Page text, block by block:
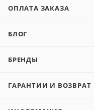
ОПЛАТА ЗАКАЗА
БЛОГ
БРЕНДЫ
ГАРАНТИИ И ВОЗВРАТ